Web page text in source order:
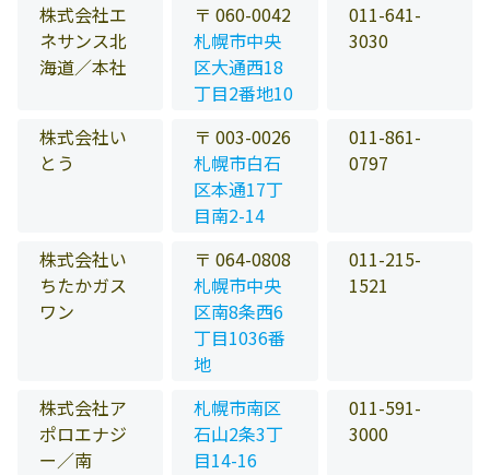
株式会社エ
ネサンス北
海道／本社
〒 060-0042
札幌市中央
区大通西18
丁目2番地10
011-641-
3030
株式会社い
とう
〒 003-0026
札幌市白石
区本通17丁
目南2-14
011-861-
0797
株式会社い
ちたかガス
ワン
〒 064-0808
札幌市中央
区南8条西6
丁目1036番
地
011-215-
1521
株式会社ア
ポロエナジ
ー／南
札幌市南区
石山2条3丁
目14-16
011-591-
3000